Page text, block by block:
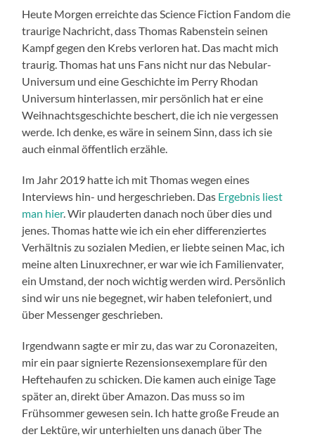
Heute Morgen erreichte das Science Fiction Fandom die
traurige Nachricht, dass Thomas Rabenstein seinen
Kampf gegen den Krebs verloren hat. Das macht mich
traurig. Thomas hat uns Fans nicht nur das Nebular-
Universum und eine Geschichte im Perry Rhodan
Universum hinterlassen, mir persönlich hat er eine
Weihnachtsgeschichte beschert, die ich nie vergessen
werde. Ich denke, es wäre in seinem Sinn, dass ich sie
auch einmal öffentlich erzähle.
Im Jahr 2019 hatte ich mit Thomas wegen eines
Interviews hin- und hergeschrieben. Das Ergebnis liest
man hier. Wir plauderten danach noch über dies und
jenes. Thomas hatte wie ich ein eher differenziertes
Verhältnis zu sozialen Medien, er liebte seinen Mac, ich
meine alten Linuxrechner, er war wie ich Familienvater,
ein Umstand, der noch wichtig werden wird. Persönlich
sind wir uns nie begegnet, wir haben telefoniert, und
über Messenger geschrieben.
Irgendwann sagte er mir zu, das war zu Coronazeiten,
mir ein paar signierte Rezensionsexemplare für den
Heftehaufen zu schicken. Die kamen auch einige Tage
später an, direkt über Amazon. Das muss so im
Frühsommer gewesen sein. Ich hatte große Freude an
der Lektüre, wir unterhielten uns danach über The